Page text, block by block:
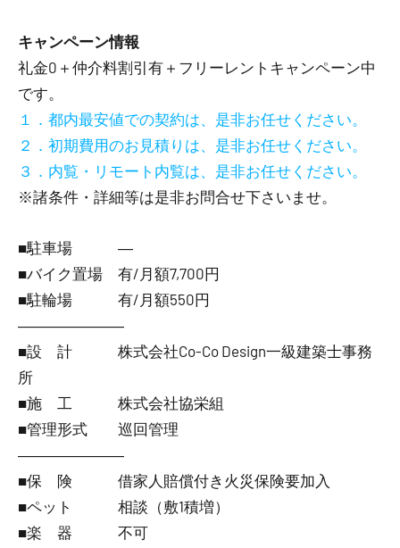
キャンペーン情報
礼金0 ＋ 仲介料割引有 ＋ フリーレント キャンペーン中
です。
１．都内最安値での契約は、是非お任せください。
２．初期費用のお見積りは、是非お任せください。
３．内覧・リモート内覧は、是非お任せください。
※諸条件・詳細等は是非お問合せ下さいませ。
■駐車場 ―
■バイク置場 有/月額7,700円
■駐輪場 有/月額550円
―――――――
■設 計 株式会社Co-Co Design一級建築士事務
所
■施 工 株式会社協栄組
■管理形式 巡回管理
―――――――
■保 険 借家人賠償付き火災保険要加入
■ペット 相談（敷1積増）
■楽 器 不可